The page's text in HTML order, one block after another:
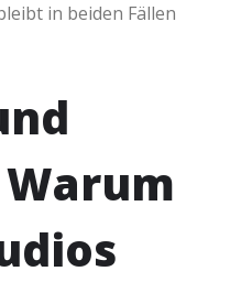
in beiden Fällen